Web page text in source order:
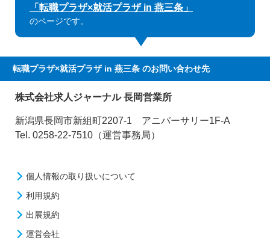
「転職プラザ×就活プラザ in 燕三条」
のページです。
転職プラザ×就活プラザ in 燕三条 のお問い合わせ先
株式会社求人ジャーナル 長岡営業所
新潟県長岡市新組町2207-1 アニバーサリー1F-A
Tel. 0258-22-7510（運営事務局）
個人情報の取り扱いについて
利用規約
出展規約
運営会社